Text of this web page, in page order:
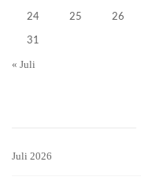
24 25 26
31
« Juli
Juli 2026